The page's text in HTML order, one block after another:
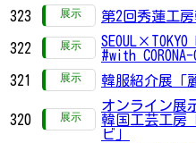
323 第2回秀蓮工
322
#with CORONA-
321
韓服紹介展「
320
オンライン展
韓国工芸工房
ビ」